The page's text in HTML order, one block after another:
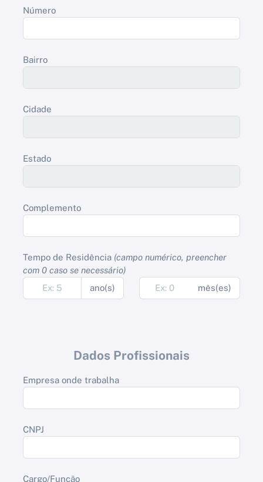
Número
Bairro
Cidade
Estado
Complemento
Tempo de Residência (campo numérico, preencher
com 0 caso se necessário)
ano(s)
mês(es)
Dados Profissionais
Empresa onde trabalha
CNPJ
Cargo/Função